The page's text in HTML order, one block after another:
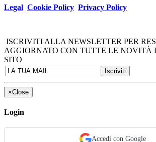
Legal Cookie Policy Privacy Policy
ISCRIVITI ALLA NEWSLETTER PER
AGGIORNATO CON TUTTE LE NOVITÀ
SITO
×Close
Login
Accedi con Google